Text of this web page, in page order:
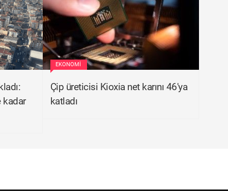
kadar
EKONOMI
Çip üreticisi Kioxia net karını 46'ya
katladı